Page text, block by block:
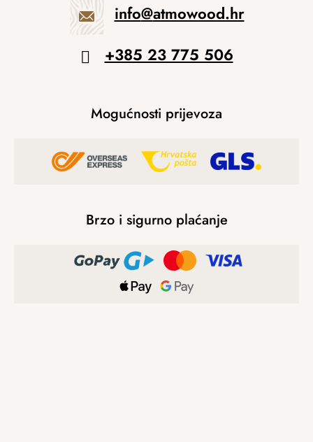
info@atmowood.hr
+385 23 775 506
Mogućnosti prijevoza
Brzo i sigurno plaćanje